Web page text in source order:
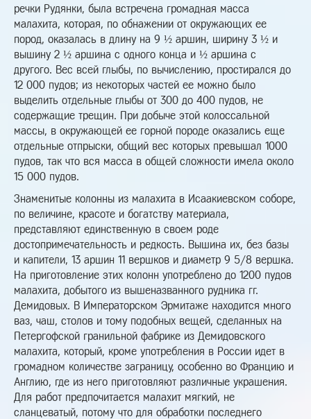
речки Рудянки, была встречена громадная масса
малахита, которая, по обнажении от окружающих ее
пород, оказалась в длину на 9 ½ аршин, ширину 3 ½ и
вышину 2 ½ аршина с одного конца и ½ аршина с
другого. Вес всей глыбы, по вычислению, простирался до
12 000 пудов; из некоторых частей ее можно было
выделить отдельные глыбы от 300 до 400 пудов, не
содержащие трещин. При добыче этой колоссальной
массы, в окружающей ее горной породе оказались еще
отдельные отпрыски, общий вес которых превышал 1000
пудов, так что вся масса в общей сложности имела около
15 000 пудов.
Знаменитые колонны из малахита в Исаакиевском соборе,
по величине, красоте и богатству материала,
представляют единственную в своем роде
достопримечательность и редкость. Вышина их, без базы
и капители, 13 аршин 11 вершков и диаметр 9 5/8 вершка.
На приготовление этих колонн употреблено до 1200 пудов
малахита, добытого из вышеназванного рудника гг.
Демидовых. В Императорском Эрмитаже находится много
ваз, чаш, столов и тому подобных вещей, сделанных на
Петергофской гранильной фабрике из Демидовского
малахита, который, кроме употребления в России идет в
громадном количестве заграницу, особенно во Францию и
Англию, где из него приготовляют различные украшения.
Для работ предпочитается малахит мягкий, не
сланцеватый, потому что для обработки последнего